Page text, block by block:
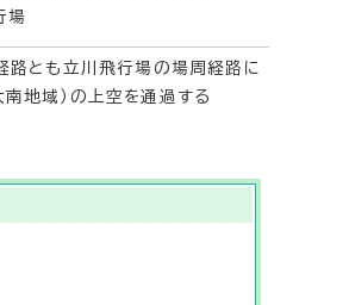
場
路とも立川飛行場の場周経路に
地域）の上空を通過する